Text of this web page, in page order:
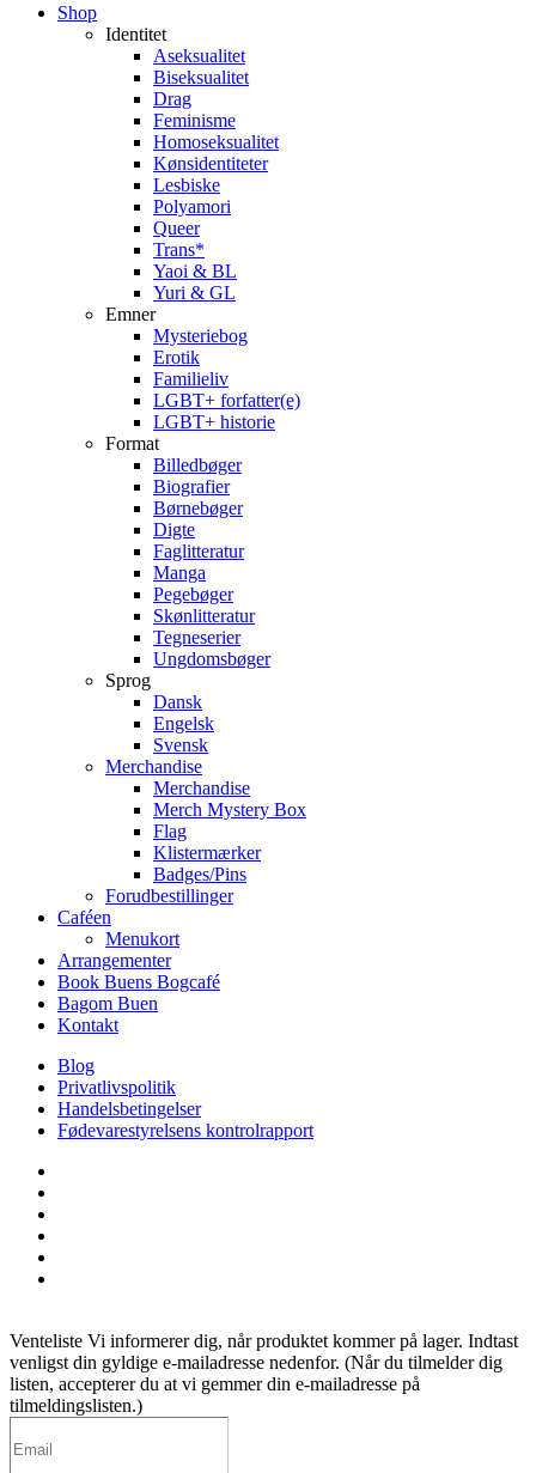
Close
Shop
Identitet
Aseksualitet
Biseksualitet
Drag
Feminisme
Homoseksualitet
Kønsidentiteter
Lesbiske
Polyamori
Queer
Trans*
Yaoi & BL
Yuri & GL
Emner
Mysteriebog
Erotik
Familieliv
LGBT+ forfatter(e)
LGBT+ historie
Format
Billedbøger
Biografier
Børnebøger
Digte
Faglitteratur
Manga
Pegebøger
Skønlitteratur
Tegneserier
Ungdomsbøger
Sprog
Dansk
Engelsk
Svensk
Merchandise
Merchandise
Merch Mystery Box
Flag
Klistermærker
Badges/Pins
Forudbestillinger
Caféen
Menukort
Arrangementer
Book Buens Bogcafé
Bagom Buen
Kontakt
Blog
Privatlivspolitik
Handelsbetingelser
Fødevarestyrelsens kontrolrapport
Venteliste Vi informerer dig, når produktet kommer på lager. Indtast
venligst din gyldige e-mailadresse nedenfor. (Når du tilmelder dig
listen, accepterer du at vi gemmer din e-mailadresse på
tilmeldingslisten.)